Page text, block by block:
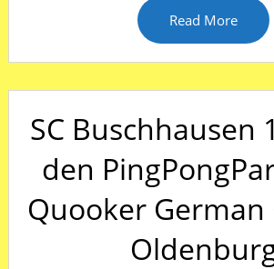
Read More
SC Buschhausen
den
Quooker German